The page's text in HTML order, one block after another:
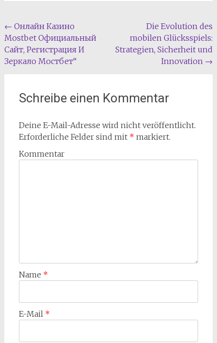
Beitragsnavigation
← Онлайн Казино
Mostbet Официальный
Сайт, Регистрация И
Зеркало Мостбет“
Die Evolution des
mobilen Glücksspiels:
Strategien, Sicherheit und
Innovation →
Schreibe einen Kommentar
Deine E-Mail-Adresse wird nicht veröffentlicht.
Erforderliche Felder sind mit * markiert.
Kommentar
Name *
E-Mail *